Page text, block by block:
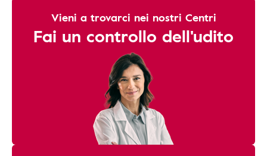
Vieni a trovarci nei nostri Centri
Fai un controllo dell'udito